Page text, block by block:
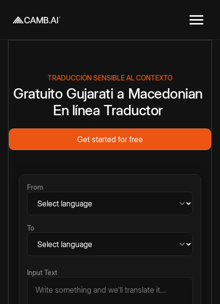
TRADUCCIÓN SENSIBLE AL CONTEXTO
Gratuito Gujarati a Macedonian
En línea Traductor
Get started for free
From
To
Input Text